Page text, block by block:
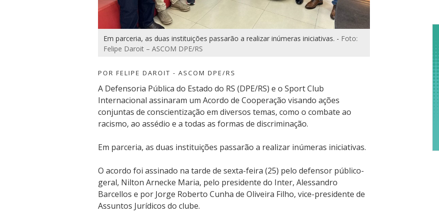
Em parceria, as duas instituições passarão a realizar inúmeras iniciativas. - Foto:
Felipe Daroit – ASCOM DPE/RS
POR FELIPE DAROIT - ASCOM DPE/RS
A Defensoria Pública do Estado do RS (DPE/RS) e o Sport Club
Internacional assinaram um Acordo de Cooperação visando ações
conjuntas de conscientização em diversos temas, como o combate ao
racismo, ao assédio e a todas as formas de discriminação.
Em parceria, as duas instituições passarão a realizar inúmeras iniciativas.
O acordo foi assinado na tarde de sexta-feira (25) pelo defensor público-
geral, Nilton Arnecke Maria, pelo presidente do Inter, Alessandro
Barcellos e por Jorge Roberto Cunha de Oliveira Filho, vice-presidente de
Assuntos Jurídicos do clube.